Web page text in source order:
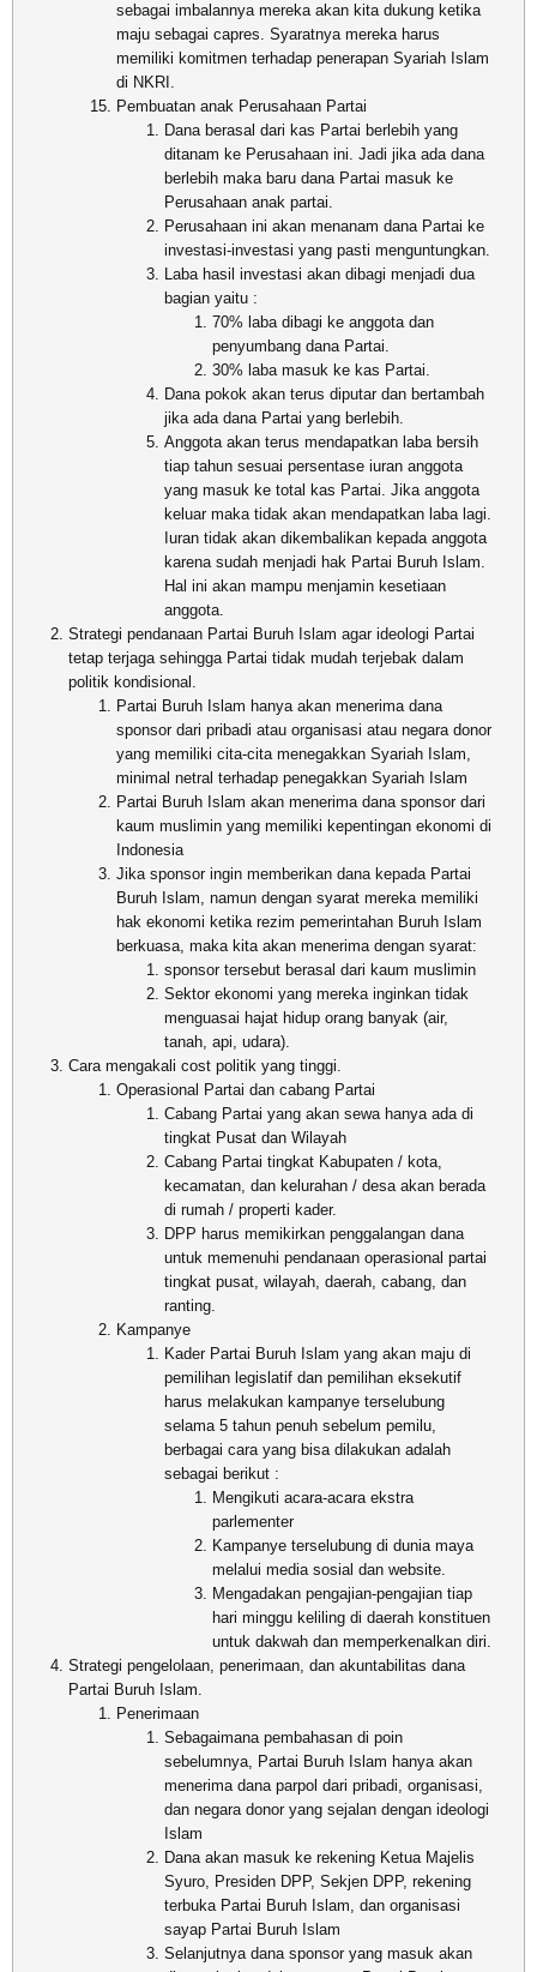
sebagai imbalannya mereka akan kita dukung ketika
maju sebagai capres. Syaratnya mereka harus
memiliki komitmen terhadap penerapan Syariah Islam
di NKRI.
Pembuatan anak Perusahaan Partai
Dana berasal dari kas Partai berlebih yang
ditanam ke Perusahaan ini. Jadi jika ada dana
berlebih maka baru dana Partai masuk ke
Perusahaan anak partai.
Perusahaan ini akan menanam dana Partai ke
investasi-investasi yang pasti menguntungkan.
Laba hasil investasi akan dibagi menjadi dua
bagian yaitu :
70% laba dibagi ke anggota dan
penyumbang dana Partai.
30% laba masuk ke kas Partai.
Dana pokok akan terus diputar dan bertambah
jika ada dana Partai yang berlebih.
Anggota akan terus mendapatkan laba bersih
tiap tahun sesuai persentase iuran anggota
yang masuk ke total kas Partai. Jika anggota
keluar maka tidak akan mendapatkan laba lagi.
Iuran tidak akan dikembalikan kepada anggota
karena sudah menjadi hak Partai Buruh Islam.
Hal ini akan mampu menjamin kesetiaan
anggota.
Strategi pendanaan Partai Buruh Islam agar ideologi Partai
tetap terjaga sehingga Partai tidak mudah terjebak dalam
politik kondisional.
Partai Buruh Islam hanya akan menerima dana
sponsor dari pribadi atau organisasi atau negara donor
yang memiliki cita-cita menegakkan Syariah Islam,
minimal netral terhadap penegakkan Syariah Islam
Partai Buruh Islam akan menerima dana sponsor dari
kaum muslimin yang memiliki kepentingan ekonomi di
Indonesia
Jika sponsor ingin memberikan dana kepada Partai
Buruh Islam, namun dengan syarat mereka memiliki
hak ekonomi ketika rezim pemerintahan Buruh Islam
berkuasa, maka kita akan menerima dengan syarat:
sponsor tersebut berasal dari kaum muslimin
Sektor ekonomi yang mereka inginkan tidak
menguasai hajat hidup orang banyak (air,
tanah, api, udara).
Cara mengakali cost politik yang tinggi.
Operasional Partai dan cabang Partai
Cabang Partai yang akan sewa hanya ada di
tingkat Pusat dan Wilayah
Cabang Partai tingkat Kabupaten / kota,
kecamatan, dan kelurahan / desa akan berada
di rumah / properti kader.
DPP harus memikirkan penggalangan dana
untuk memenuhi pendanaan operasional partai
tingkat pusat, wilayah, daerah, cabang, dan
ranting.
Kampanye
Kader Partai Buruh Islam yang akan maju di
pemilihan legislatif dan pemilihan eksekutif
harus melakukan kampanye terselubung
selama 5 tahun penuh sebelum pemilu,
berbagai cara yang bisa dilakukan adalah
sebagai berikut :
Mengikuti acara-acara ekstra
parlementer
Kampanye terselubung di dunia maya
melalui media sosial dan website.
Mengadakan pengajian-pengajian tiap
hari minggu keliling di daerah konstituen
untuk dakwah dan memperkenalkan diri.
Strategi pengelolaan, penerimaan, dan akuntabilitas dana
Partai Buruh Islam.
Penerimaan
Sebagaimana pembahasan di poin
sebelumnya, Partai Buruh Islam hanya akan
menerima dana parpol dari pribadi, organisasi,
dan negara donor yang sejalan dengan ideologi
Islam
Dana akan masuk ke rekening Ketua Majelis
Syuro, Presiden DPP, Sekjen DPP, rekening
terbuka Partai Buruh Islam, dan organisasi
sayap Partai Buruh Islam
Selanjutnya dana sponsor yang masuk akan